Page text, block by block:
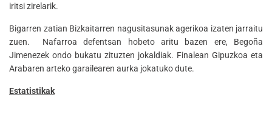
iritsi zirelarik.
Bigarren zatian Bizkaitarren nagusitasunak agerikoa izaten jarraitu
zuen. Nafarroa defentsan hobeto aritu bazen ere, Begoña
Jimenezek ondo bukatu zituzten jokaldiak. Finalean Gipuzkoa eta
Arabaren arteko garailearen aurka jokatuko dute.
Estatistikak